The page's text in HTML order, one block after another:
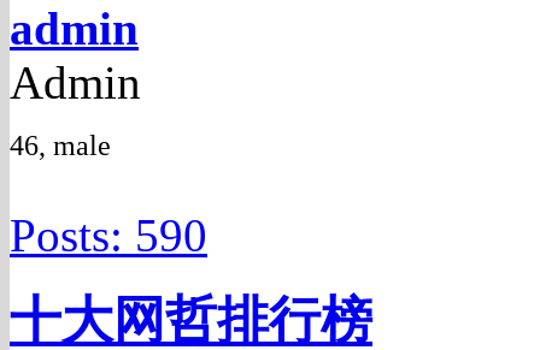
admin
Admin
46, male
Posts: 590
十大网哲排行榜